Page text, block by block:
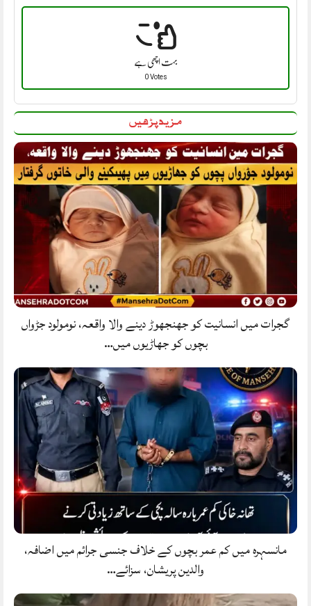
بہت اچھی ہے
0 Votes
مزید پڑھیں
گجرات میں انسانیت کو جھنجھوڑ دینے والا واقعہ، نومولود جڑواں
بچوں کو جھاڑیوں میں…
مانسہرہ میں کم عمر بچوں کے خلاف جنسی جرائم میں اضافہ،
والدین پریشان، سزائے…